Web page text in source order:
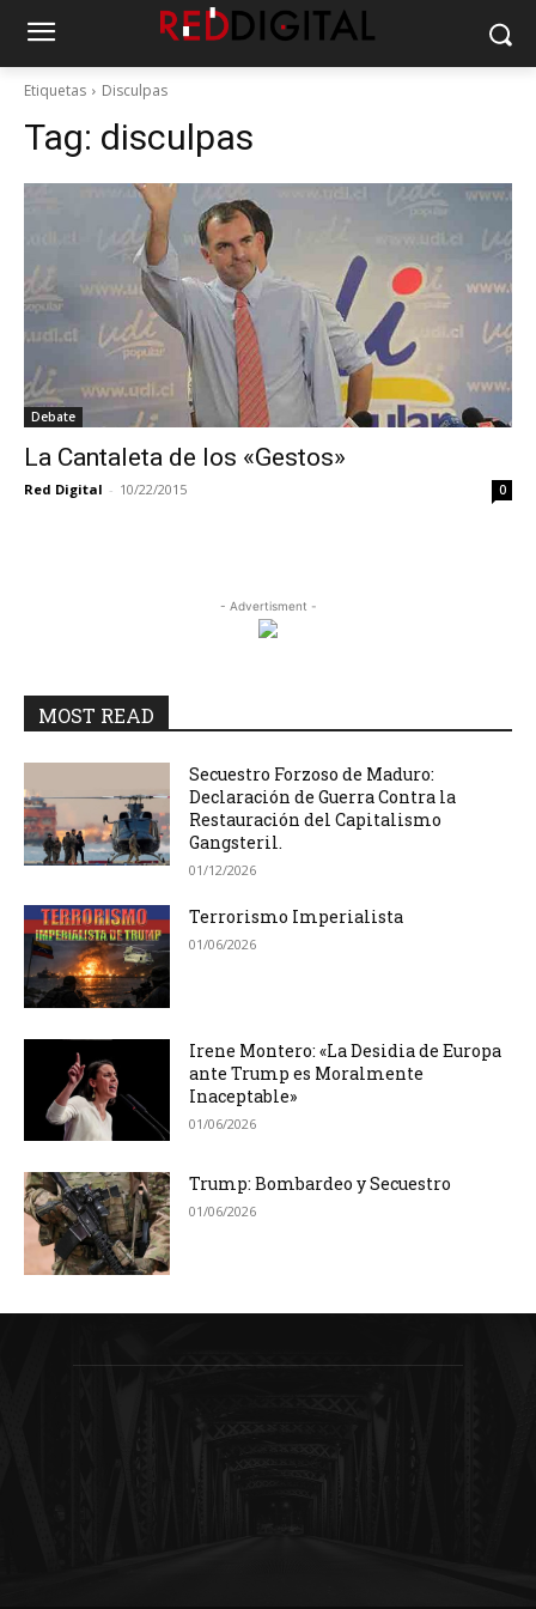
Etiquetas Disculpas
Tag: disculpas
Debate
La Cantaleta de los «Gestos»
Red Digital - 10/22/2015 0
- Advertisment -
MOST READ
Secuestro Forzoso de Maduro:
Declaración de Guerra Contra la
Restauración del Capitalismo
Gangsteril.
01/12/2026
Terrorismo Imperialista
01/06/2026
Irene Montero: «La Desidia de Europa
ante Trump es Moralmente
Inaceptable»
01/06/2026
Trump: Bombardeo y Secuestro
01/06/2026